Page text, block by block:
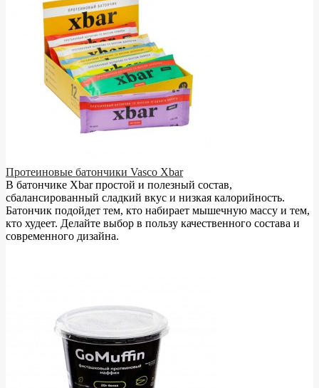
Протеиновые батончики Vasco Xbar
В батончике Xbar простой и полезный состав,
сбалансированный сладкий вкус и низкая калорийность.
Батончик подойдет тем, кто набирает мышечную массу и тем,
кто худеет. Делайте выбор в пользу качественного состава и
современного дизайна.